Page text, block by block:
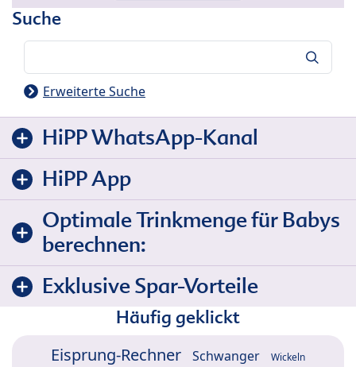
Suche
Erweiterte Suche
HiPP WhatsApp-Kanal
HiPP App
Optimale Trinkmenge für Babys
berechnen:
Exklusive Spar-Vorteile
Häufig geklickt
Eisprung-Rechner Schwanger Wickeln